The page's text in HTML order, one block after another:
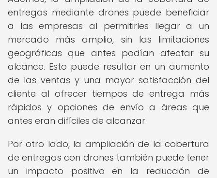
entregas mediante drones puede beneficiar
a las empresas al permitirles llegar a un
mercado más amplio, sin las limitaciones
geográficas que antes podían afectar su
alcance. Esto puede resultar en un aumento
de las ventas y una mayor satisfacción del
cliente al ofrecer tiempos de entrega más
rápidos y opciones de envío a áreas que
antes eran difíciles de alcanzar.
Por otro lado, la ampliación de la cobertura
de entregas con drones también puede tener
un impacto positivo en la reducción de